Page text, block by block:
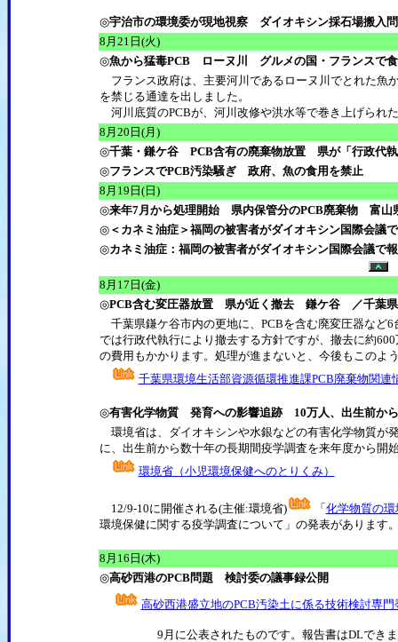
◎宇治市の環境委が現地視察 ダイオキシン採石場搬入
8 月21日(火)
◎魚から猛毒PCB ローヌ川 グルメの国・フランスで
フランス政府は、主要河川であるローヌ川でとれた魚
を禁じる通達を出しました。
河川底質のPCBが、河川改修や洪水等で巻き上げられ
8 月20日(月)
◎千葉・鎌ケ谷 PCB含有の廃棄物放置 県が「行政代執
◎フランスでPCB汚染騒ぎ 政府、魚の食用を禁止
8 月19日(日)
◎来年7月から処理開始 県内保管分のPCB廃棄物 富山
◎＜カネミ油症＞福岡の被害者がダイオキシン国際会議
◎カネミ油症：福岡の被害者がダイオキシン国際会議で
8 月17日(金)
◎PCB含む変圧器放置 県が近く撤去 鎌ケ谷 ／千葉県
千葉県鎌ケ谷市内の更地に、PCBを含む廃変圧器など
では行政代執行により撤去する方針ですが、撤去に約
の費用もかかります。処理が進まないと、今後もこのよ
千葉県環境生活部資源循環推進課PCB廃棄物関連
◎有害化学物質 発育への影響追跡 10万人、出生前か
環境省は、ダイオキシンや水銀などの有害化学物質が
に、出生前から数十年の長期間疫学調査を来年度から開
環境省（小児環境保健へのとりくみ）
12/9-10に開催される(主催:環境省) 「 化学物質の
環境保健に関する疫学調査について」の発表があります
8 月16日(木)
◎高砂西港のPCB問題 検討委の議事録公開
高砂西港盛立地のPCB汚染土に係る技術検討専門
9月に公表されたものです。報告書はDLできま